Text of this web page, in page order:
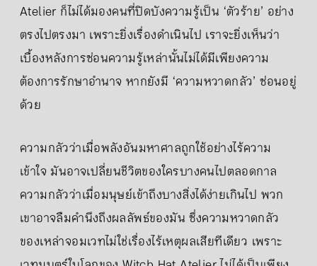
Atelier ก็ไม่ได้มองคนที่ปิดบังความรู้เป็น ‘ตัวร้าย’ อย่าง
ตรงไปตรงมา เพราะยิ่งเรื่องดำเนินไป เราจะยิ่งเห็นว่า
เบื้องหลังการซ่อนความรู้เหล่านั้นไม่ได้มีเพียงความ
ต้องการรักษาอำนาจ หากยังมี ‘ความหวาดกลัว’ ซ่อนอยู่
ด้วย
ความกลัวว่าเมื่อพลังอันมหาศาลถูกใช้อย่างไร้ความ
เข้าใจ มันอาจเปลี่ยนชีวิตของใครบางคนไปตลอดกาล
ความกลัวว่าเมื่อมนุษย์เข้าถึงบางสิ่งได้ง่ายเกินไป พวก
เขาอาจลืมคำนึงถึงผลลัพธ์ของมัน ซึ่งความหวาดกลัว
ของเหล่าจอมเวทไม่ใช่เรื่องไร้เหตุผลเสียทีเดียว เพราะ